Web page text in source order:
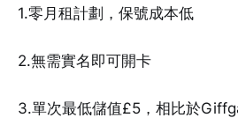
1.零月租計劃，保號成本低
2.無需實名即可開卡
3.單次最低儲值£5，相比於